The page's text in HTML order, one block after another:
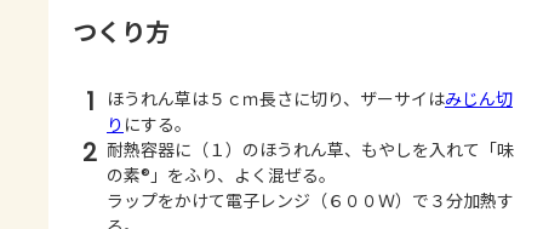
つくり方
1 ほうれん草は５ｃｍ長さに切り、ザーサイはみじん切
り にする。
2 耐熱容器に（１）のほうれん草、もやしを入れて「味
の素®」をふり、よく混ぜる。
ラップをかけて電子レンジ（６００Ｗ）で３分加熱す